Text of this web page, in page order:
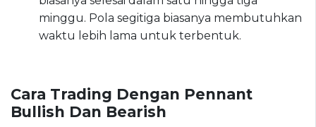
minggu. Pola segitiga biasanya membutuhkan
waktu lebih lama untuk terbentuk.
Cara Trading Dengan Pennant
Bullish Dan Bearish